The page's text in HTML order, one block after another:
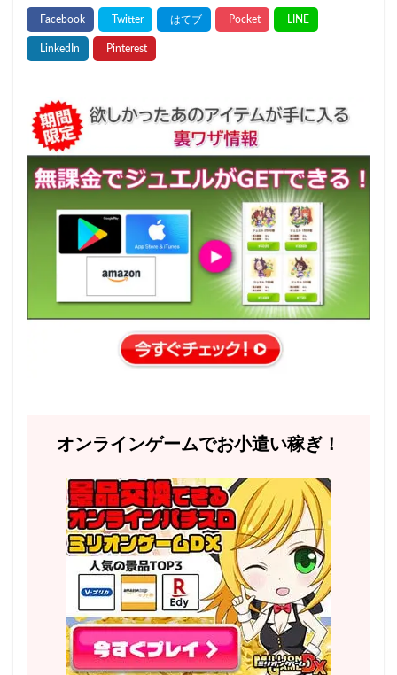
オンラインゲームでお小遣い稼ぎ！